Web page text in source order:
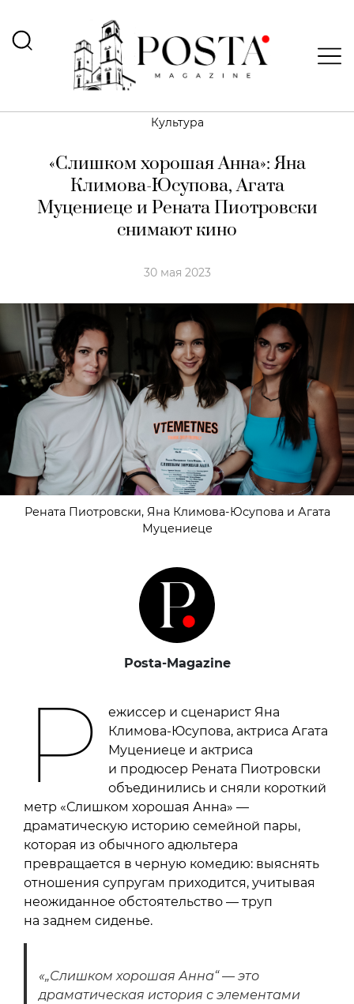
Культура
«Слишком хорошая Анна»: Яна
Климова-Юсупова, Агата
Муцениеце и Рената Пиотровски
снимают кино
30 мая 2023
Рената Пиотровски, Яна Климова-Юсупова и Агата
Муцениеце
Posta-Magazine
Р
ежиссер и сценарист Яна
Климова-Юсупова, актриса Агата
Муцениеце и актриса
и продюсер Рената Пиотровски
объединились и сняли короткий
метр «Слишком хорошая Анна» —
драматическую историю семейной пары,
которая из обычного адюльтера
превращается в черную комедию: выяснять
отношения супругам приходится, учитывая
неожиданное обстоятельство — труп
на заднем сиденье.
«„Слишком хорошая Анна“ — это
драматическая история с элементами